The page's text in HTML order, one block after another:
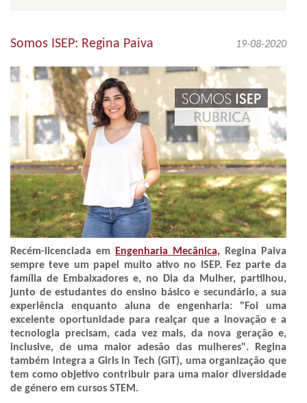
Somos ISEP: Regina Paiva 19-08-2020
Recém-licenciada em Engenharia Mecânica, Regina Paiva
sempre teve um papel muito ativo no ISEP. Fez parte da
família de Embaixadores e, no Dia da Mulher, partilhou,
junto de estudantes do ensino básico e secundário, a sua
experiência enquanto aluna de engenharia: "Foi uma
excelente oportunidade para realçar que a inovação e a
tecnologia precisam, cada vez mais, da nova geração e,
inclusive, de uma maior adesão das mulheres". Regina
também integra a Girls in Tech (GiT), uma organização que
tem como objetivo contribuir para uma maior diversidade
de género em cursos STEM.